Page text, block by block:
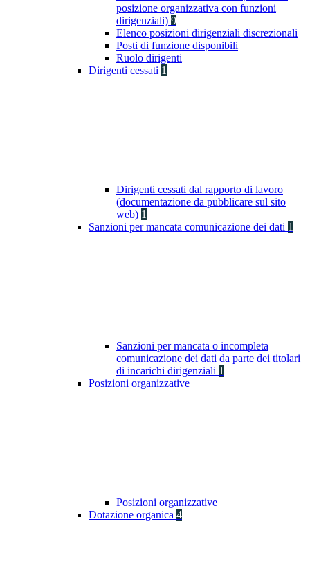
posizione organizzativa con funzioni
dirigenziali) 9
Elenco posizioni dirigenziali discrezionali
Posti di funzione disponibili
Ruolo dirigenti
Dirigenti cessati 1
Dirigenti cessati dal rapporto di lavoro
(documentazione da pubblicare sul sito
web) 1
Sanzioni per mancata comunicazione dei dati 1
Sanzioni per mancata o incompleta
comunicazione dei dati da parte dei titolari
di incarichi dirigenziali 1
Posizioni organizzative
Posizioni organizzative
Dotazione organica 4